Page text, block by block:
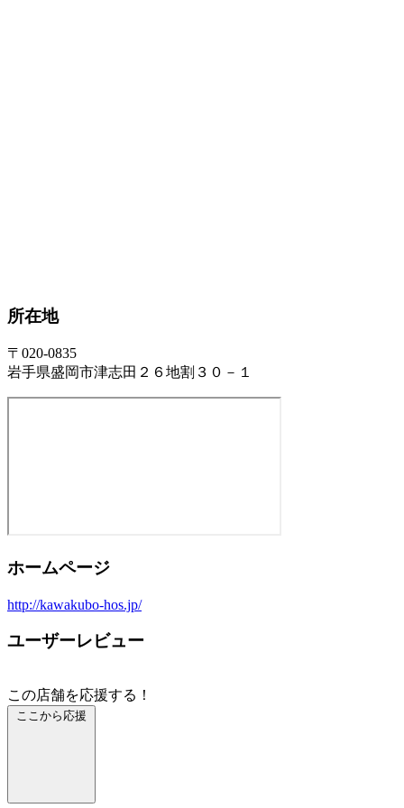
所在地
〒020-0835
岩手県盛岡市津志田２６地割３０－１
ホームページ
http://kawakubo-hos.jp/
ユーザーレビュー
この店舗を応援する！
ここから応援